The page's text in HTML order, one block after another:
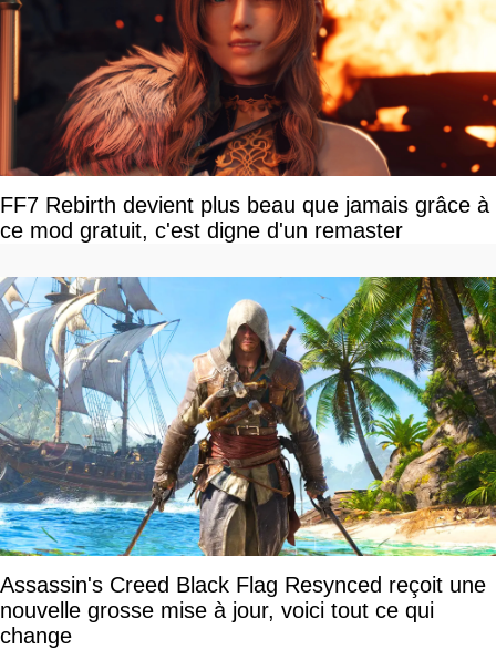
FF7 Rebirth devient plus beau que jamais grâce à
ce mod gratuit, c'est digne d'un remaster
Assassin's Creed Black Flag Resynced reçoit une
nouvelle grosse mise à jour, voici tout ce qui
change